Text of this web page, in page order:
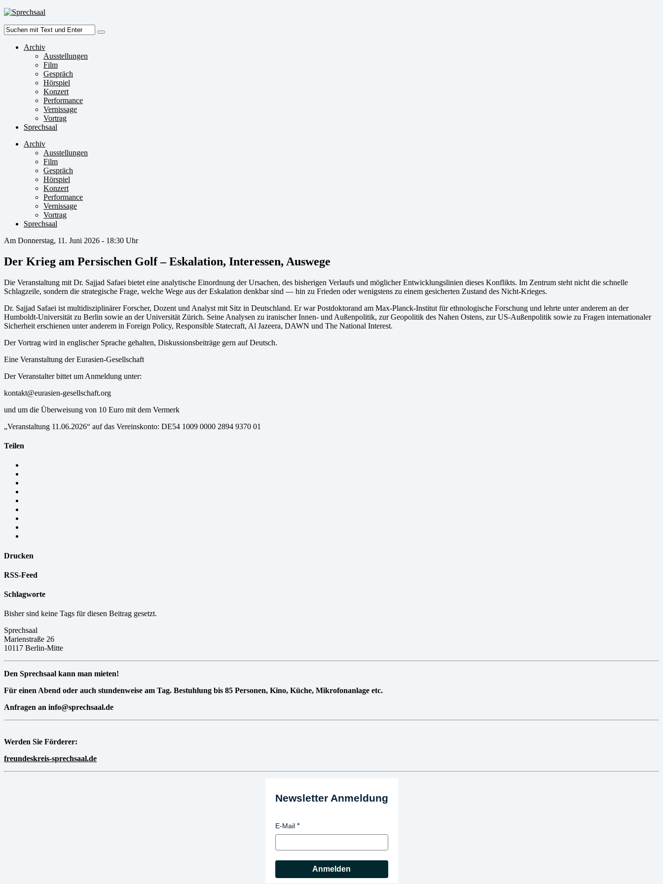
Zum
springen
Suche
nach:
Archiv
Ausstellungen
Film
Gespräch
Hörspiel
Konzert
Performance
Vernissage
Vortrag
Sprechsaal
Archiv
Ausstellungen
Film
Gespräch
Hörspiel
Konzert
Performance
Vernissage
Vortrag
Sprechsaal
Am Donnerstag, 11. Juni 2026 - 18:30 Uhr
Der Krieg am Persischen Golf – Eskalation, Interessen, Auswege
Die Veranstaltung mit Dr. Sajjad Safaei bietet eine analytische Einordnung der Ursachen, des bisherigen Verlaufs und möglicher Entwicklungslinien dieses Konflikts. Im Zentrum steht nicht die schnelle
Schlagzeile, sondern die strategische Frage, welche Wege aus der Eskalation denkbar sind — hin zu Frieden oder wenigstens zu einem gesicherten Zustand des Nicht-Krieges.
Dr. Sajjad Safaei ist multidisziplinärer Forscher, Dozent und Analyst mit Sitz in Deutschland. Er war Postdoktorand am Max-Planck-Institut für ethnologische Forschung und lehrte unter anderem an der
Humboldt-Universität zu Berlin sowie an der Universität Zürich. Seine Analysen zu iranischer Innen- und Außenpolitik, zur Geopolitik des Nahen Ostens, zur US-Außenpolitik sowie zu Fragen internationaler
Sicherheit erschienen unter anderem in Foreign Policy, Responsible Statecraft, Al Jazeera, DAWN und The National Interest.
Der Vortrag wird in englischer Sprache gehalten, Diskussionsbeiträge gern auf Deutsch.
Eine Veranstaltung der Eurasien-Gesellschaft
Der Veranstalter bittet um Anmeldung unter:
kontakt@eurasien-gesellschaft.org
und um die Überweisung von 10 Euro mit dem Vermerk
„Veranstaltung 11.06.2026“ auf das Vereinskonto: DE54 1009 0000 2894 9370 01
Teilen
Drucken
RSS-Feed
Schlagworte
Bisher sind keine Tags für diesen Beitrag gesetzt.
Sprechsaal
Marienstraße 26
10117 Berlin-Mitte
Den Sprechsaal kann man mieten!
Für einen Abend oder auch stundenweise am Tag. Bestuhlung bis 85 Personen, Kino, Küche, Mikrofonanlage etc.
Anfragen an info@sprechsaal.de
Werden Sie Förderer:
freundeskreis-sprechsaal.de
Newsletter Anmeldung
E-Mail
Anmelden